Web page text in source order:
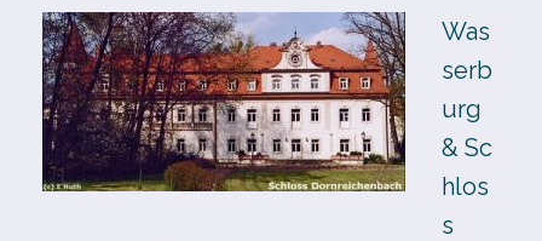
Was
serb
urg
& Sc
hlos
s